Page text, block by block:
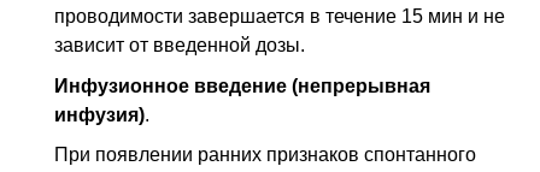
проводимости завершается в течение 15 мин и не
зависит от введенной дозы.
Инфузионное введение (непрерывная
инфузия).
При появлении ранних признаков спонтанного